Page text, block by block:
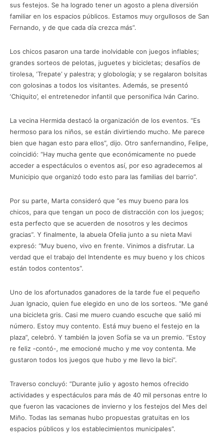
sus festejos. Se ha logrado tener un agosto a plena diversión
familiar en los espacios públicos. Estamos muy orgullosos de San
Fernando, y de que cada día crezca más”.
Los chicos pasaron una tarde inolvidable con juegos inflables;
grandes sorteos de pelotas, juguetes y bicicletas; desafíos de
tirolesa, ‘Trepate’ y palestra; y globología; y se regalaron bolsitas
con golosinas a todos los visitantes. Además, se presentó
‘Chiquito’, el entretenedor infantil que personifica Iván Carino.
La vecina Hermida destacó la organización de los eventos. “Es
hermoso para los niños, se están divirtiendo mucho. Me parece
bien que hagan esto para ellos”, dijo. Otro sanfernandino, Felipe,
coincidió: “Hay mucha gente que económicamente no puede
acceder a espectáculos o eventos así, por eso agradecemos al
Municipio que organizó todo esto para las familias del barrio”.
Por su parte, Marta consideró que “es muy bueno para los
chicos, para que tengan un poco de distracción con los juegos;
esta perfecto que se acuerden de nosotros y les decimos
gracias”. Y finalmente, la abuela Ofelia junto a su nieta Mavi
expresó: “Muy bueno, vivo en frente. Vinimos a disfrutar. La
verdad que el trabajo del Intendente es muy bueno y los chicos
están todos contentos”.
Uno de los afortunados ganadores de la tarde fue el pequeño
Juan Ignacio, quien fue elegido en uno de los sorteos. “Me gané
una bicicleta gris. Casi me muero cuando escuche que salió mi
número. Estoy muy contento. Está muy bueno el festejo en la
plaza”, celebró. Y también la joven Sofía se va un premio. “Estoy
re feliz -contó-, me emocioné mucho y me voy contenta. Me
gustaron todos los juegos que hubo y me llevo la bici”.
Traverso concluyó: “Durante julio y agosto hemos ofrecido
actividades y espectáculos para más de 40 mil personas entre lo
que fueron las vacaciones de invierno y los festejos del Mes del
Miño. Todas las semanas hubo propuestas gratuitas en los
espacios públicos y los establecimientos municipales”.